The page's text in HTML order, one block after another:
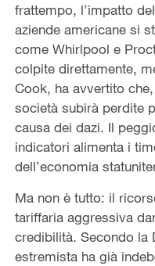
frattempo, l’impatto
aziende americane si
come Whirlpool e
colpite direttamente,
Cook, ha avvertito
società subirà perdite
causa dei dazi. Il
indicatori alimenta i
dell’economia
Ma non è tutto: il
tariffaria aggressiva
credibilità. Secondo la
estremista ha già